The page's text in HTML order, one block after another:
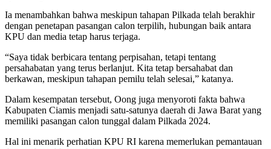
Ia menambahkan bahwa meskipun tahapan Pilkada telah berakhir
dengan penetapan pasangan calon terpilih, hubungan baik antara
KPU dan media tetap harus terjaga.
“Saya tidak berbicara tentang perpisahan, tetapi tentang
persahabatan yang terus berlanjut. Kita tetap bersahabat dan
berkawan, meskipun tahapan pemilu telah selesai,” katanya.
Dalam kesempatan tersebut, Oong juga menyoroti fakta bahwa
Kabupaten Ciamis menjadi satu-satunya daerah di Jawa Barat yang
memiliki pasangan calon tunggal dalam Pilkada 2024.
Hal ini menarik perhatian KPU RI karena memerlukan pemantauan